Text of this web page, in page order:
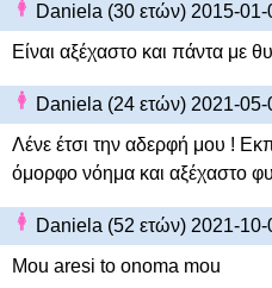
Daniela (30 ετών) 2015-01-
Eίναι αξέχαστο και πάντα με
Daniela (24 ετών) 2021-05-
Λένε έτσι την αδερφή μου !
όμορφο νόημα και αξέχαστο
Daniela (52 ετών) 2021-10-
Mou aresi to onoma mou